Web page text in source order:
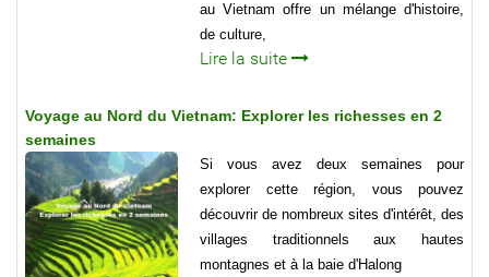
au Vietnam offre un mélange d'histoire,
de culture,
Lire la suite
Voyage au Nord du Vietnam: Explorer les richesses en 2
semaines
Si vous avez deux semaines pour
explorer cette région, vous pouvez
découvrir de nombreux sites d'intérêt, des
villages traditionnels aux hautes
montagnes et à la baie d'Halong